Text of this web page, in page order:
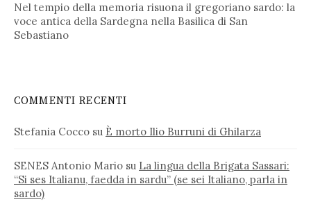
Nel tempio della memoria risuona il gregoriano sardo: la
voce antica della Sardegna nella Basilica di San
Sebastiano
COMMENTI RECENTI
Stefania Cocco su È morto Ilio Burruni di Ghilarza
SENES Antonio Mario su La lingua della Brigata Sassari:
“Si ses Italianu, faedda in sardu” (se sei Italiano, parla in
sardo)